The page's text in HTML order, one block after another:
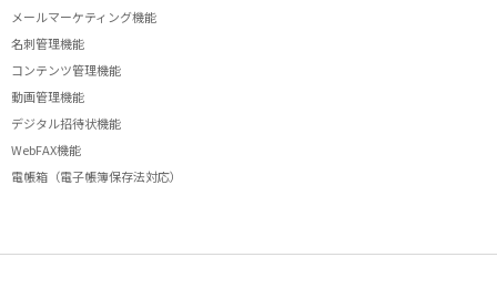
メールマーケティング機能
名刺管理機能
コンテンツ管理機能
動画管理機能
デジタル招待状機能
WebFAX機能
電帳箱（電子帳簿保存法対応）